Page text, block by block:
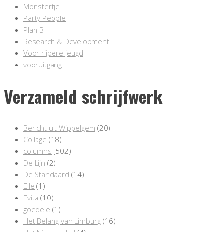
Monstertje
Party People
Plan B
Research & Development
Voor rijpere jeugd
vooruitgang
Verzameld schrijfwerk
Bericht uit Wippelgem (20)
Collage (18)
columns (502)
De Lijn (2)
De Standaard (14)
Elle (1)
Evita (10)
goedele (1)
Het Belang van Limburg (16)